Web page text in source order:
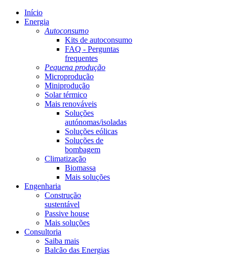
Início
Energia
Autoconsumo
Kits de autoconsumo
FAQ - Perguntas
frequentes
Pequena produção
Microprodução
Miniprodução
Solar térmico
Mais renováveis
Soluções
autónomas/isoladas
Soluções eólicas
Soluções de
bombagem
Climatização
Biomassa
Mais soluções
Engenharia
Construção
sustentável
Passive house
Mais soluções
Consultoria
Saiba mais
Balcão das Energias